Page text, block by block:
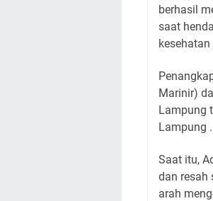
berhasil
saat
Marinir)
Lampung
Lampung .
Saat itu,
dan resah
arah